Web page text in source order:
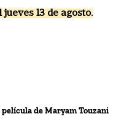
13 de agosto.
película de Maryam Touzani